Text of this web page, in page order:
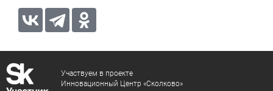
Участвуем в проекте
Инновационный Центр «Сколково»